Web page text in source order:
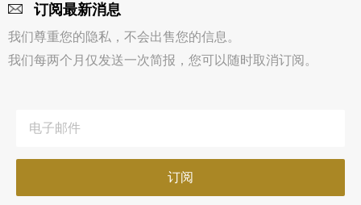
订阅最新消息
我们尊重您的隐私，不会出售您的信息。
我们每两个月仅发送一次简报，您可以随时取消订阅。